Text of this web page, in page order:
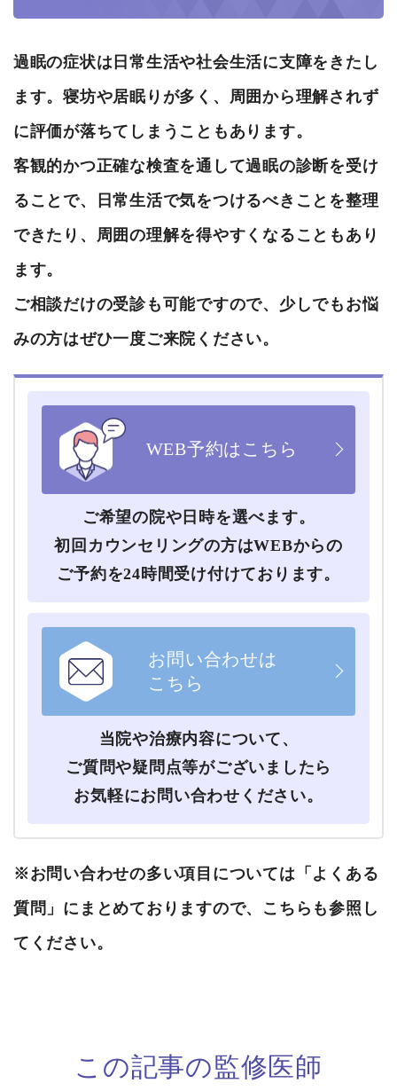
過眠の症状は日常生活や社会生活に支障をきたし
ます。寝坊や居眠りが多く、周囲から理解されず
に評価が落ちてしまうこともあります。
客観的かつ正確な検査を通して過眠の診断を受け
ることで、日常生活で気をつけるべきことを整理
できたり、周囲の理解を得やすくなることもあり
ます。
ご相談だけの受診も可能ですので、少しでもお悩
みの方はぜひ一度ご来院ください。
WEB予約はこちら
ご希望の院や⽇時を選べます。
初回カウンセリングの⽅はWEBからの
ご予約を24時間受け付けております。
お問い合わせは
こちら
当院や治療内容について、
ご質問や疑問点等がございましたら
お気軽にお問い合わせください。
※お問い合わせの多い項目については 「よくある
質問」 にまとめておりますので、こちらも参照し
てください。
この記事の監修医師